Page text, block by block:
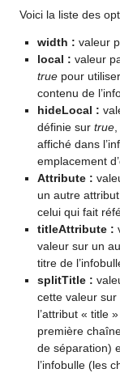
Voici la liste des
width : valeur
local : valeur
truepour
contenu de
hideLocal :
définie sur true,
affiché dans
emplacement
Attribute :
un autre
celui qui fait
titleAttribute :
valeur sur un
titre de
splitTitle :
cette valeur
l’attribut « title
première
de séparation)
l’infobulle (les